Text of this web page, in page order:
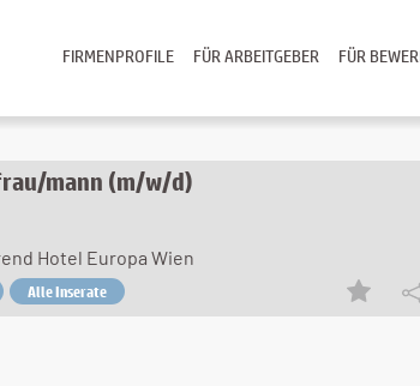
FÜR
FÜR ARBEITGEBER
FIRMENPROFILE
mann (m/w/d)
Hotel Europa Wien
Alle Inserate